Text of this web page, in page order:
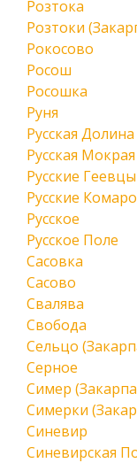
Розтока
Розтоки
Рокосово
Росош
Росошка
Руня
Русская Долина
Русская Мокрая
Русские Геевцы
Русские
Русское
Русское Поле
Сасовка
Сасово
Свалява
Свобода
Сельцо
Серное
Симер
Симерки
Синевир
Синевирская